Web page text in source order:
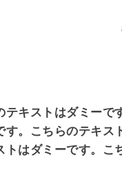
キストはダミー
。こちらのテキ
はダミーです。